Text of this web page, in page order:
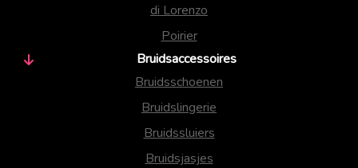
di Lorenzo
Poirier
Bruidsaccessoires
Bruidsschoenen
Bruidslingerie
Bruidssluiers
Bruidsjasjes